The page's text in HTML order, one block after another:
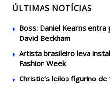
ÚLTIMAS NOTÍCIAS
Boss: Daniel Kearns
David Beckham
Artista brasileiro leva
Fashion Week
Christie’s leiloa figurino